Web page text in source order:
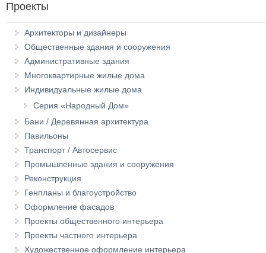
Проекты
Архитекторы и дизайнеры
Общественные здания и сооружения
Административные здания
Многоквартирные жилые дома
Индивидуальные жилые дома
Серия «Народный Дом»
Бани / Деревянная архитектура
Павильоны
Транспорт / Автосервис
Промышленные здания и сооружения
Реконструкция
Генпланы и благоустройство
Оформление фасадов
Проекты общественного интерьера
Проекты частного интерьера
Художественное оформление интерьера